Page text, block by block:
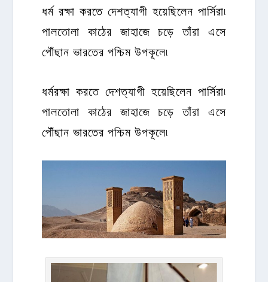
ধর্ম রক্ষা করতে দেশত্যাগী হয়েছিলেন পার্সিরা৷
পালতোলা কাঠের জাহাজে চড়ে তাঁরা এসে
পৌঁছান ভারতের পশ্চিম উপকূলে৷
ধর্মরক্ষা করতে দেশত্যাগী হয়েছিলেন পার্সিরা৷
পালতোলা কাঠের জাহাজে চড়ে তাঁরা এসে
পৌঁছান ভারতের পশ্চিম উপকূলে৷